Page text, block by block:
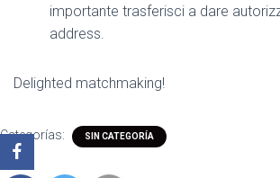
importante trasferisci a dare
address.
Delighted matchmaking!
Categorías: SIN CATEGORÍA